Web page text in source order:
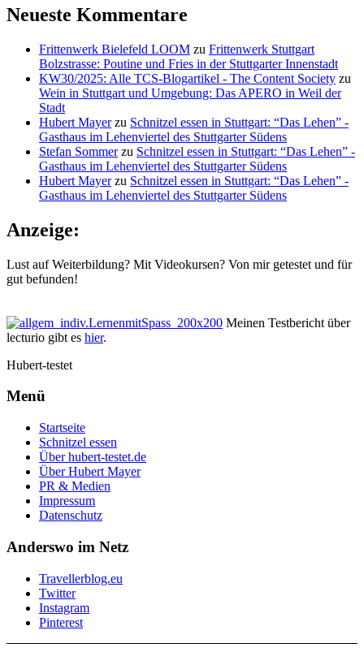
Neueste Kommentare
Frittenwerk Bielefeld LOOM zu Frittenwerk Stuttgart
Bolzstrasse: Poutine und Fries in der Stuttgarter Innenstadt
KW30/2025: Alle TCS-Blogartikel - The Content Society zu
Wein in Stuttgart und Umgebung: Das APERO in Weil der
Stadt
Hubert Mayerzu Schnitzel essen in Stuttgart: “Das Lehen” -
Gasthaus im Lehenviertel des Stuttgarter Südens
Stefan Sommerzu Schnitzel essen in Stuttgart: “Das Lehen” -
Gasthaus im Lehenviertel des Stuttgarter Südens
Hubert Mayerzu Schnitzel essen in Stuttgart: “Das Lehen” -
Gasthaus im Lehenviertel des Stuttgarter Südens
Anzeige:
Lust auf Weiterbildung? Mit Videokursen? Von mir getestet und für
gut befunden!
Meinen Testbericht über
lecturio gibt es hier.
Hubert-testet
Menü
Startseite
Schnitzel essen
Über hubert-testet.de
Über Hubert Mayer
PR & Medien
Impressum
Datenschutz
Anderswo im Netz
Travellerblog.eu
Twitter
Instagram
Pinterest